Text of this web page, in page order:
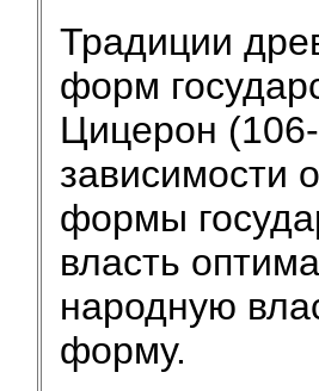
Традиции
форм
Цицерон
зависимости
формы
власть
народную
форму.